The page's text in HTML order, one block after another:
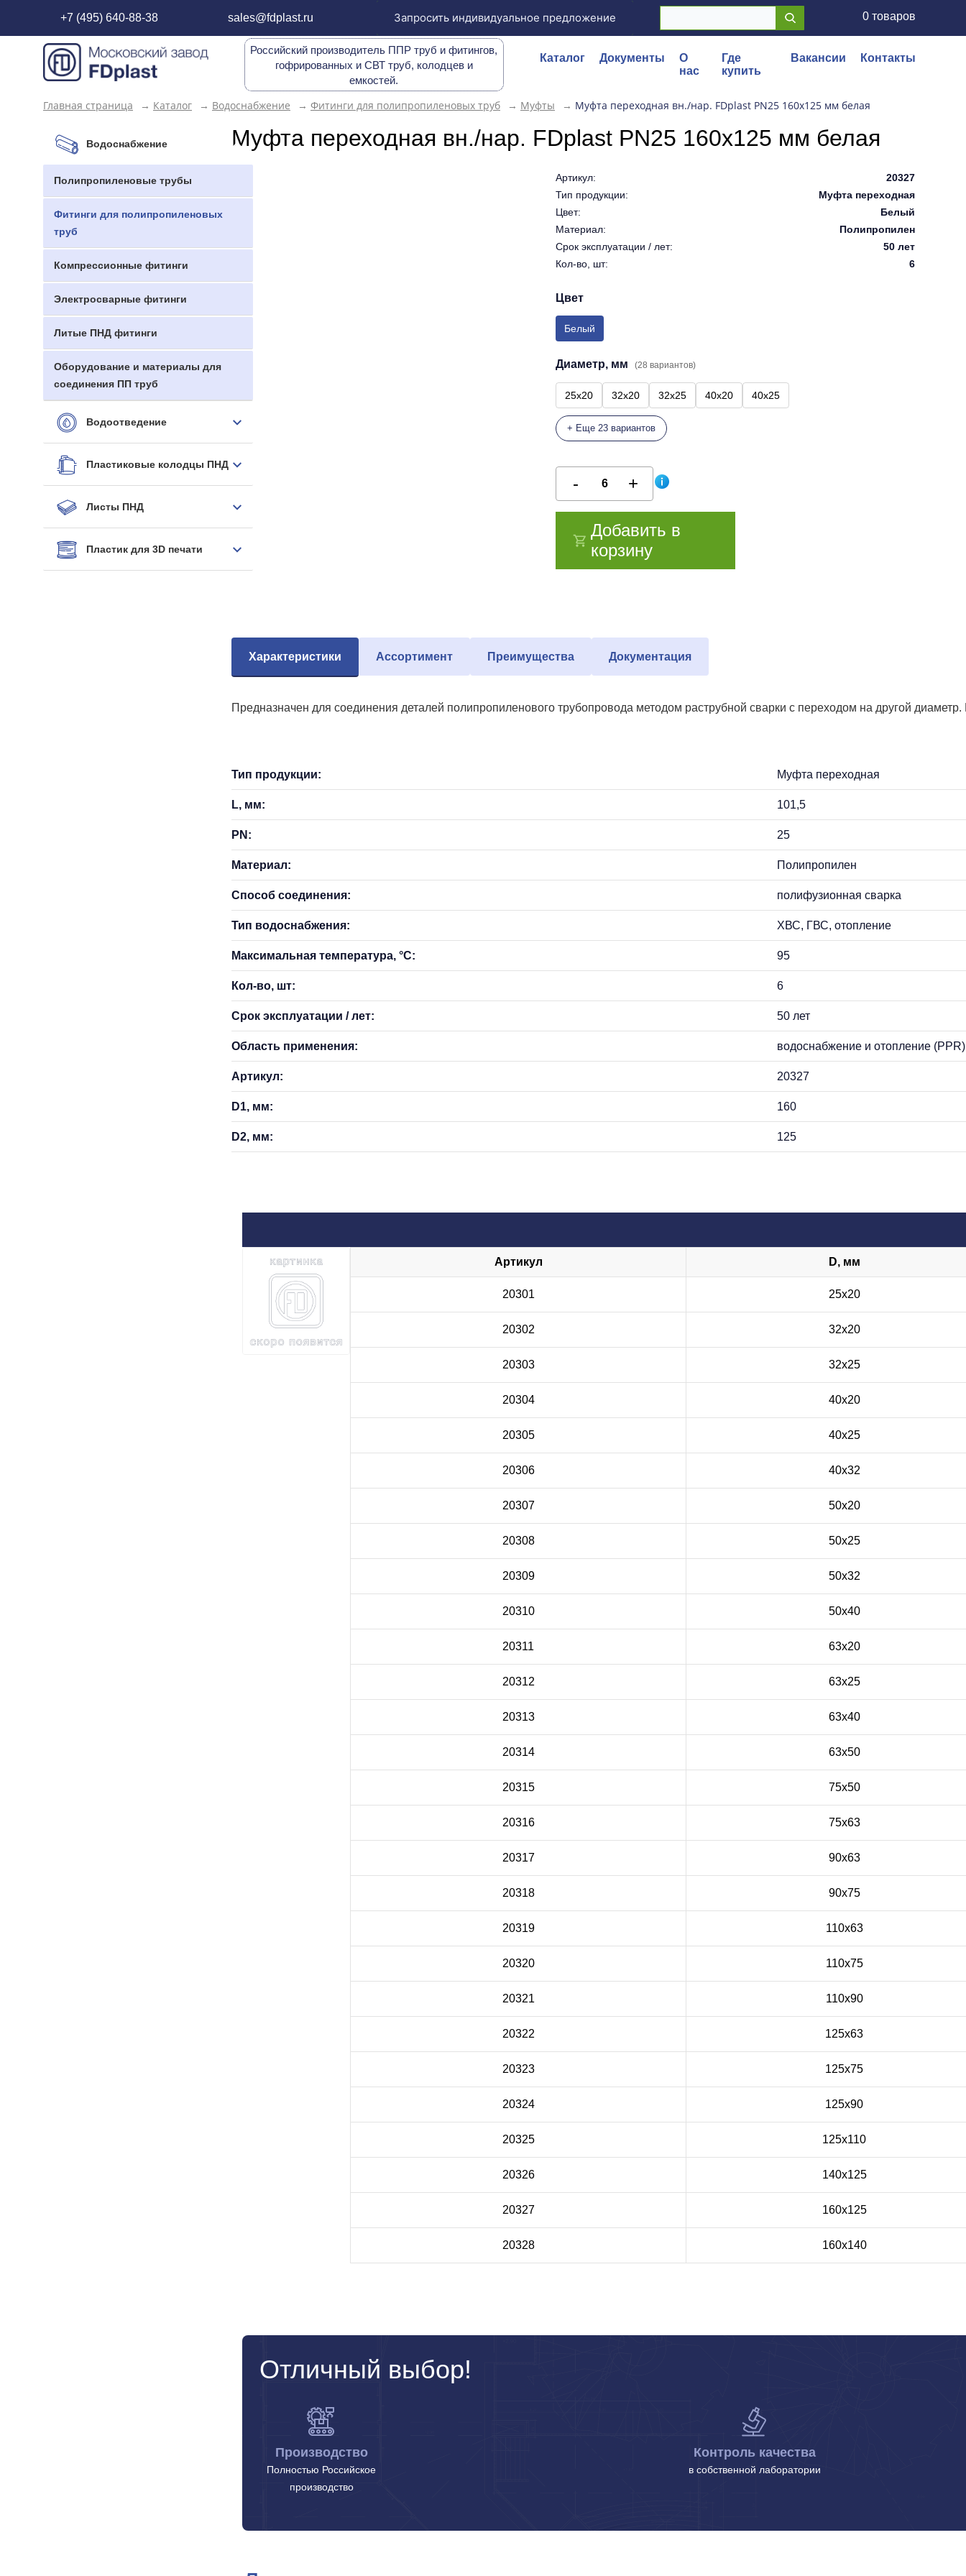
+7 (495) 640-88-38 sales@fdplast.ru Запросить индивидуальное предложение 0 товаров
Российский производитель ППР труб и фитингов,
гофрированных и СВТ труб, колодцев и
емкостей.
Каталог Документы
О
нас
Где
купить
Вакансии Контакты
Главная страница → Каталог → Водоснабжение → Фитинги для полипропиленовых труб → Муфты → Муфта переходная вн./нар. FDplast PN25 160x125 мм белая
Водоснабжение
Полипропиленовые трубы
Фитинги для полипропиленовых
труб
Компрессионные фитинги
Электросварные фитинги
Литые ПНД фитинги
Оборудование и материалы для
соединения ПП труб
Водоотведение
Пластиковые колодцы ПНД
Листы ПНД
Пластик для 3D печати
Муфта переходная вн./нар. FDplast PN25 160x125 мм белая
Артикул:
20327
Тип продукции:
Муфта переходная
Цвет:
Белый
Материал:
Полипропилен
Срок эксплуатации / лет:
50 лет
Кол-во, шт:
6
Цвет
Белый
Диаметр, мм (28 вариантов)
25x20 32x20 32x25 40x20 40x25
+ Еще 23 вариантов
Добавить в
корзину
Характеристики Ассортимент Преимущества Документация
Предназначен для соединения деталей полипропиленового трубопровода методом раструбной сварки с переходом на другой
Тип продукции: Муфта переходная
L, мм: 101,5
PN: 25
Материал: Полипропилен
Способ соединения: полифузионная сварка
Тип водоснабжения: ХВС, ГВС, отопление
Максимальная температура, °С: 95
Кол-во, шт: 6
Срок эксплуатации / лет: 50 лет
Область применения: водоснабжение и отопление (PPR)
Артикул: 20327
D1, мм: 160
D2, мм: 125
Артикул D, мм
20301 25x20
20302 32x20
20303 32x25
20304 40x20
20305 40x25
20306 40x32
20307 50x20
20308 50x25
20309 50x32
20310 50x40
20311 63x20
20312 63x25
20313 63x40
20314 63x50
20315 75x50
20316 75x63
20317 90x63
20318 90x75
20319 110x63
20320 110x75
20321 110x90
20322 125x63
20323 125x75
20324 125x90
20325 125x110
20326 140x125
20327 160x125
20328 160x140
Отличный выбор!
Производство
Полностью Российское
производство
Контроль качества
в собственной лаборатории